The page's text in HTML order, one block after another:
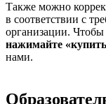
Также можно
в соответствии с
организации.
нажимайте
нами.